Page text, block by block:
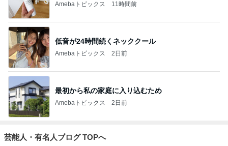
Amebaトピックス 11時間前
低音が24時間続くネッククール
Amebaトピックス 2日前
最初から私の家庭に入り込むため
Amebaトピックス 2日前
芸能人・有名人ブログ TOPへ